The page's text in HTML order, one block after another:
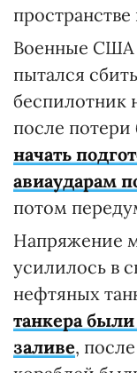
пространстве
Военные США
пытался
беспилотник
после потери
начать
авиаударам
потом
Напряжение
усилилось в
нефтяных
танкера
заливе,